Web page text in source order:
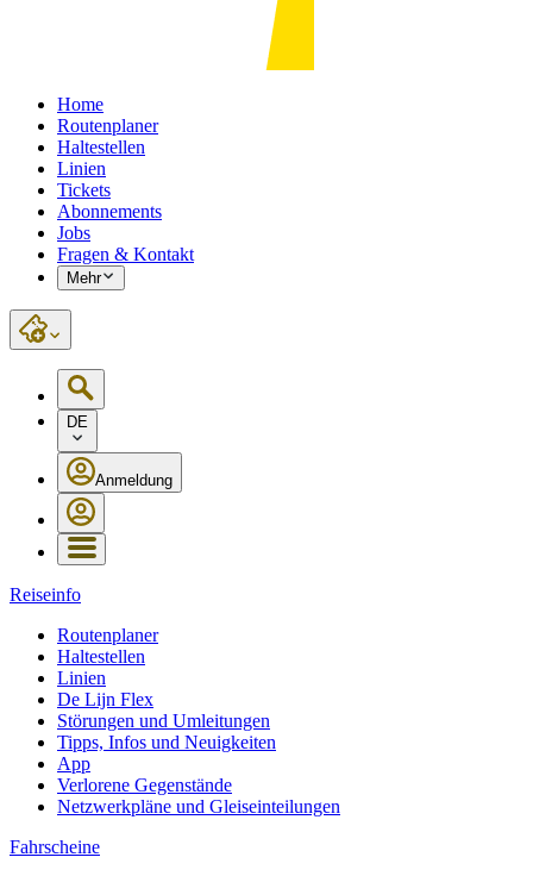
Home
Routenplaner
Haltestellen
Linien
Tickets
Abonnements
Jobs
Fragen & Kontakt
Mehr
DE
Anmeldung
Reiseinfo
Routenplaner
Haltestellen
Linien
De Lijn Flex
Störungen und Umleitungen
Tipps, Infos und Neuigkeiten
App
Verlorene Gegenstände
Netzwerkpläne und Gleiseinteilungen
Fahrscheine